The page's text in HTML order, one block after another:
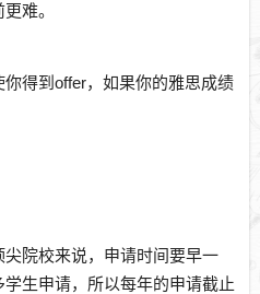
难。
得到offer，如果你的雅思成绩
院校来说，申请时间要早一
生申请，所以每年的申请截止